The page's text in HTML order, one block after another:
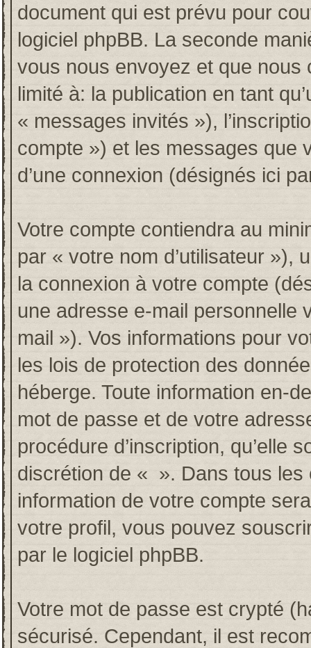
document qui est prévu pour
logiciel phpBB. La seconde
vous nous envoyez et que nous
limité à: la publication en tant
« messages invités »),
compte ») et les messages que
d’une connexion (désignés ici
Votre compte contiendra au
par « votre nom d’utilisateur »),
la connexion à votre compte
une adresse e-mail personnelle
mail »). Vos informations pour
les lois de protection des
héberge. Toute information en-
mot de passe et de votre
procédure d’inscription, qu’elle
discrétion de « ». Dans tous
information de votre compte
votre profil, vous pouvez
par le logiciel phpBB.
Votre mot de passe est crypté
sécurisé. Cependant, il est